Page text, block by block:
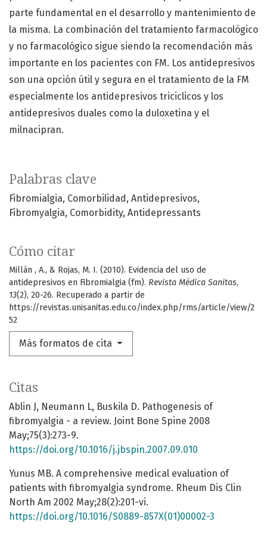
Palabras clave
Fibromialgia Comorbilidad Antidepresivos
Fibromyalgia Comorbidity Antidepressants
Cómo citar
Millán , A., & Rojas, M. I. (2010). Evidencia del uso de
antidepresivos en Fibromialgia (fm). Revista Médica Sanitas,
13(2), 20-26. Recuperado a partir de
https://revistas.unisanitas.edu.co/index.php/rms/article/view/2
52
Más formatos de cita
parte fundamental en el desarrollo y mantenimiento de
la misma. La combinación del tratamiento farmacológico
y no farmacológico sigue siendo la recomendación más
importante en los pacientes con FM. Los antidepresivos
son una opción útil y segura en el tratamiento de la FM
especialmente los antidepresivos triciclicos y los
antidepresivos duales como la duloxetina y el
milnacipran.
Citas
Ablin J, Neumann L, Buskila D. Pathogenesis of
fibromyalgia - a review. Joint Bone Spine 2008
May;75(3):273-9.
https://doi.org/10.1016/j.jbspin.2007.09.010
Yunus MB. A comprehensive medical evaluation of
patients with fibromyalgia syndrome. Rheum Dis Clin
North Am 2002 May;28(2):201-vi.
https://doi.org/10.1016/S0889-857X(01)00002-3